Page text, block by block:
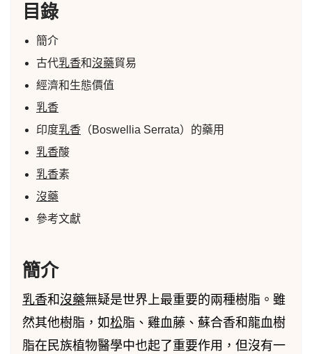
目錄
簡介
古代乳香和沒藥貿易
經濟和生態價值
乳香
印度乳香 （Boswellia Serrata）的藥用
乳香酸
乳香素
沒藥
參考文獻
簡介
乳香和沒藥無疑是世界上最重要的兩種樹脂。雖
然其他樹脂，如松脂、雞血藤、蘇合香和龍血樹
脂在民族植物醫學中也起了重要作用，但沒有一